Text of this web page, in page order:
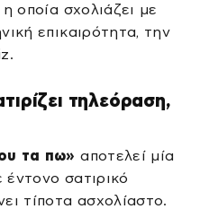
οποία σχολιάζει με
επικαιρότητα, την
τηλεόραση,
τα πω» αποτελεί μία
σατιρικό
τίποτα ασχολίαστο.